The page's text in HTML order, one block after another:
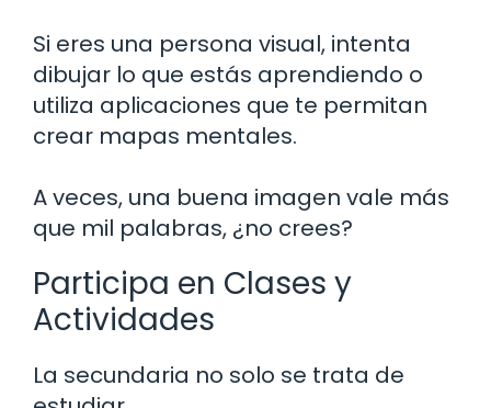
Si eres una persona visual, intenta
dibujar lo que estás aprendiendo o
utiliza aplicaciones que te permitan
crear mapas mentales.
A veces, una buena imagen vale más
que mil palabras, ¿no crees?
Participa en Clases y
Actividades
La secundaria no solo se trata de